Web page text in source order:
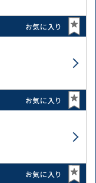
お気に入り
お気に入り
お気に入り